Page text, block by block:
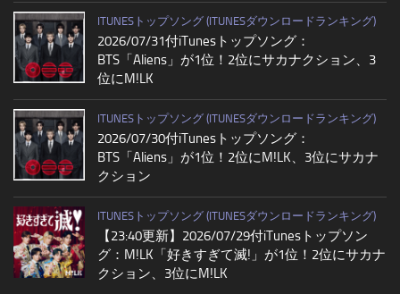
ITUNESトップソング (ITUNESダウンロードランキング)
2026/07/31付iTunesトップソング：
BTS「Aliens」が1位！2位にサカナクション、3
位にM!LK
ITUNESトップソング (ITUNESダウンロードランキング)
2026/07/30付iTunesトップソング：
BTS「Aliens」が1位！2位にM!LK、3位にサカナ
クション
ITUNESトップソング (ITUNESダウンロードランキング)
【23:40更新】2026/07/29付iTunesトップソン
グ：M!LK「好きすぎて滅!」が1位！2位にサカナ
クション、3位にM!LK